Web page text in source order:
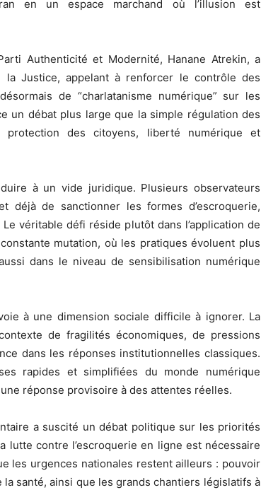
en un espace marchand où l’illusion est
Authenticité et Modernité, Hanane Atrekin, a
Justice, appelant à renforcer le contrôle des
de “charlatanisme numérique” sur les
un débat plus large que la simple régulation des
des citoyens, liberté numérique et
à un vide juridique. Plusieurs observateurs
déjà de sanctionner les formes d’escroquerie,
véritable défi réside plutôt dans l’application de
mutation, où les pratiques évoluent plus
dans le niveau de sensibilisation numérique
à une dimension sociale difficile à ignorer. La
de fragilités économiques, de pressions
dans les réponses institutionnelles classiques.
rapides et simplifiées du monde numérique
réponse provisoire à des attentes réelles.
a suscité un débat politique sur les priorités
lutte contre l’escroquerie en ligne est nécessaire
les urgences nationales restent ailleurs : pouvoir
la santé, ainsi que les grands chantiers législatifs à